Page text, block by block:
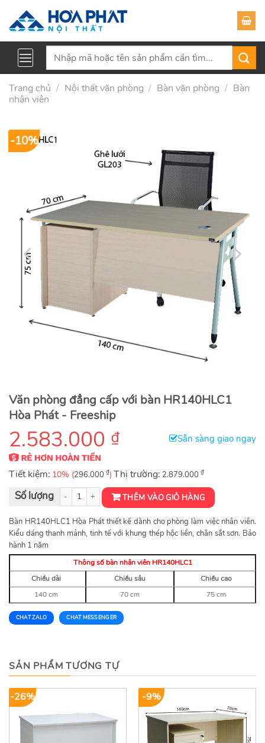
Tìm
Trang chủ / Nội thất văn phòng / Bàn văn phòng / Bàn
nhân viên
-10%
Văn phòng đẳng cấp với bàn HR140HLC1
Hòa Phát - Freeship
2.583.000 ₫ Sẵn sàng giao ngay
Tiết kiệm: 10% (296.000 ₫) Thị trường: 2.879.000 ₫
Bàn nhân viên Royal HR140HLC1 số lượngTHÊM VÀO GIỎ HÀNG
Bàn HR140HLC1 Hòa Phát thiết kế dành cho phòng làm việc nhân viên.
Kiểu dáng thanh mảnh, tinh tế với khung thép hộc liền, chân sắt sơn. Bảo
hành 1 năm
Thông số bàn nhân viên HR140HLC1
Chiều dài
Chiều sâu
Chiều cao
140 cm
70 cm 75 cm
CHAT ZALO CHAT MESSENGER
SẢN PHẨM TƯƠNG TỰ
-26% -9%